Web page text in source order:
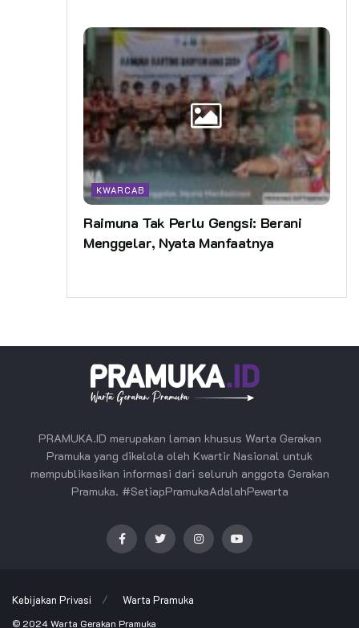
KWARCAB
Raimuna Tak Perlu Gengsi: Berani
Menggelar, Nyata Manfaatnya
PRAMUKA.ID merupakan laman khusus Warta Gerakan
Pramuka yang dikelola oleh Kwartir Nasional untuk
mempublikasikan informasi dari seluruh anggota Gerakan
Pramuka. #SetiapPramukaAdalahPewarta
Kebijakan Privasi Warta Pramuka
© 2024Warta Gerakan Pramuka